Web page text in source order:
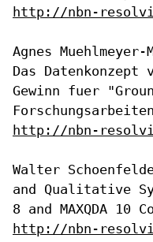
http://nbn-
Agnes
Das Datenkonzept
Gewinn fuer
Forschungsarbeiten
http://nbn-
Walter
and Qualitative
8 and MAXQDA 10
http://nbn-